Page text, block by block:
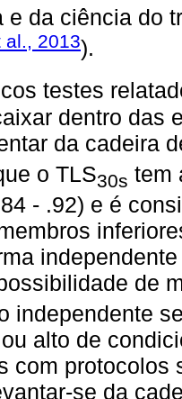
e da ciência do
al., 2013).
testes
dentro das
da cadeira
o TLS30s tem
- .92) e é
de
independente
alto de
com protocolos
se da